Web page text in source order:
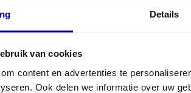
Details
van cookies
content en advertenties te
Ook delen we informatie over uw